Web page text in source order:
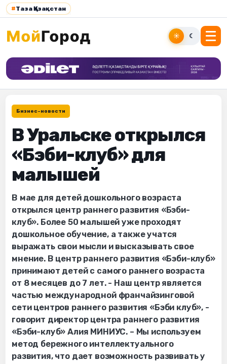
#Таза Қазақстан
☀ ☾
Бизнес-новости
В Уральске открылся
«Бэби-клуб» для
малышей
В мае для детей дошкольного возраста
открылся центр раннего развития «Бэби-
клуб». Более 50 малышей уже проходят
дошкольное обучение, а также учатся
выражать свои мысли и высказывать свое
мнение. В центр раннего развития «Бэби-клуб»
принимают детей с самого раннего возраста
от 8 месяцев до 7 лет. - Наш центр является
частью международной франчайзинговой
сети центров раннего развития «Бэби клуб», -
говорит директор центра раннего развития
«Бэби-клуб» Алия МИНИУС. – Мы используем
метод бережного интеллектуального
развития, что дает возможность развивать у